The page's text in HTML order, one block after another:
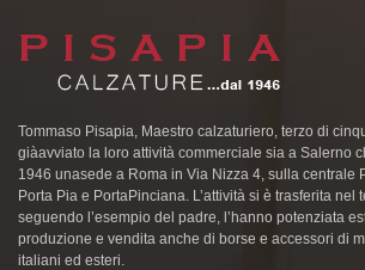
Tommaso Pisapia, Maestro calzaturiero, terzo di
giàavviato la loro attività commerciale sia a Salerno
1946 unasede a Roma in Via Nizza 4, sulla centrale
Porta Pia e PortaPinciana. L’attività si è trasferita nel
seguendo l’esempio del padre, l’hanno potenziata
produzione e vendita anche di borse e accessori di
italiani ed esteri.